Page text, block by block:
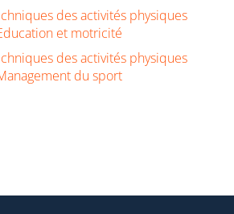
des activités physiques
et motricité
des activités physiques
du sport